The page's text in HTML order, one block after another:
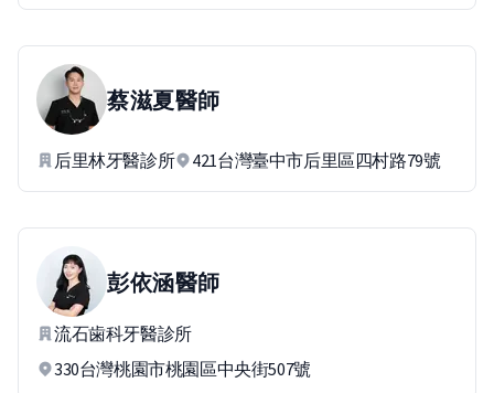
蔡滋夏醫師
后里林牙醫診所 421台灣臺中市后里區四村路79號
彭依涵醫師
流石歯科牙醫診所
330台灣桃園市桃園區中央街507號